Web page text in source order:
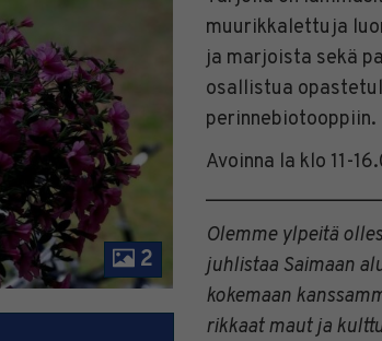
2
muurikkalettuja
ja marjoista sekä
osallistua
perinnebiotooppiin.
Avoinna la klo 11-
Olemme ylpeitä
juhlistaa Saimaan
kokemaan
rikkaat maut ja